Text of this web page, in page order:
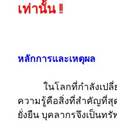
เท่านั้น !!
หลักการและเหตุผล
ในโลกที่กำลังเปลี่ย
ความรู้คือสิ่งที่สำคัญที่สุ
ยั่งยืน บุคลากรจึงเป็นท